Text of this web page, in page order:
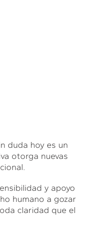
duda hoy es un
otorga nuevas
y apoyo
humano a gozar
claridad que el